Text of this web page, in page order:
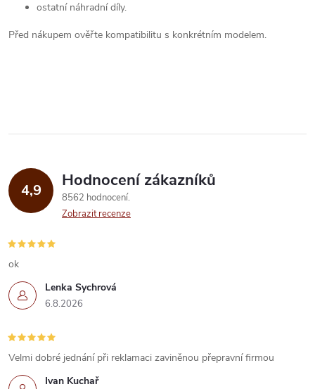
r
ý
p
i
s
u
í
ostatní náhradní díly.
Před nákupem ověřte kompatibilitu s konkrétním modelem.
4,9 Hodnocení zákazníků
8562 hodnocení
Zobrazit recenze
Lenka Sychrová
6.8.2026
ok
Ivan Kuchař
Velmi dobré jednání při reklamaci zaviněnou přepravní firmou